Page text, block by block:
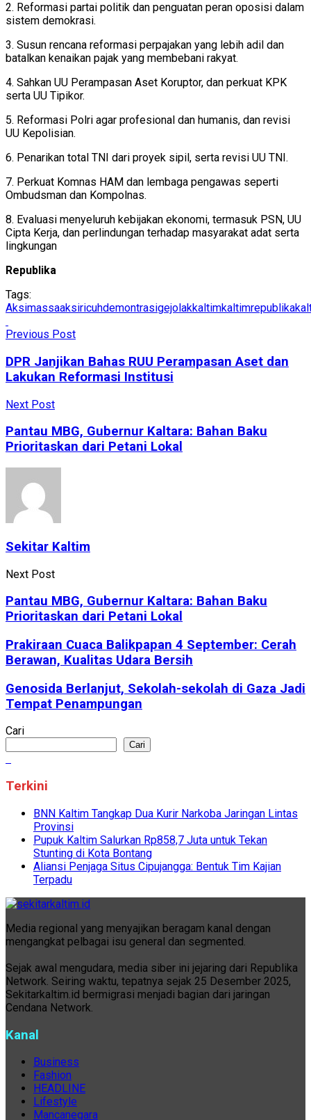
2. Reformasi partai politik dan penguatan peran oposisi dalam
sistem demokrasi.
3. Susun rencana reformasi perpajakan yang lebih adil dan
batalkan kenaikan pajak yang membebani rakyat.
4. Sahkan UU Perampasan Aset Koruptor, dan perkuat KPK
serta UU Tipikor.
5. Reformasi Polri agar profesional dan humanis, dan revisi
UU Kepolisian.
6. Penarikan total TNI dari proyek sipil, serta revisi UU TNI.
7. Perkuat Komnas HAM dan lembaga pengawas seperti
Ombudsman dan Kompolnas.
8. Evaluasi menyeluruh kebijakan ekonomi, termasuk PSN, UU
Cipta Kerja, dan perlindungan terhadap masyarakat adat serta
lingkungan
Republika
Tags:
Aksimassaaksiricuhdemontrasigejolakkaltimkaltimrepublika
Previous Post
DPR Janjikan Bahas RUU Perampasan Aset dan
Lakukan Reformasi Institusi
Next Post
Pantau MBG, Gubernur Kaltara: Bahan Baku
Prioritaskan dari Petani Lokal
Sekitar Kaltim
Next Post
Pantau MBG, Gubernur Kaltara: Bahan Baku
Prioritaskan dari Petani Lokal
Prakiraan Cuaca Balikpapan 4 September: Cerah
Berawan, Kualitas Udara Bersih
Genosida Berlanjut, Sekolah-sekolah di Gaza Jadi
Tempat Penampungan
Cari
Cari
Terkini
BNN Kaltim Tangkap Dua Kurir Narkoba Jaringan Lintas
Provinsi
Pupuk Kaltim Salurkan Rp858,7 Juta untuk Tekan
Stunting di Kota Bontang
Aliansi Penjaga Situs Cipujangga: Bentuk Tim Kajian
Terpadu
Media regional yang menyajikan beragam kanal dengan
mengangkat pelbagai isu general dan segmented.
Sejak awal mengudara, media siber ini jejaring dari Republika
Network. Seiring waktu, tepatnya sejak 25 Desember 2025,
Sekitarkaltim.id bermigrasi menjadi bagian dari jaringan
Cendana Network.
Kanal
Business
Fashion
HEADLINE
Lifestyle
Mancanegara